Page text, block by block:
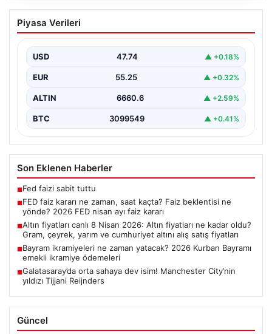
FED faiz kararı ne zaman, saat kaçta?
Faiz beklentisi ne yönde? 2026 FED
Piyasa Verileri
USD 47.74 ▲ +0.18%
EUR 55.25 ▲ +0.32%
ALTIN 6660.6 ▲ +2.59%
BTC 3099549 ▲ +0.41%
Son Eklenen Haberler
■Fed faizi sabit tuttu
■FED faiz kararı ne zaman, saat kaçta? Faiz beklentisi ne
yönde? 2026 FED nisan ayı faiz kararı
■Altın fiyatları canlı 8 Nisan 2026: Altın fiyatları ne kadar oldu?
Gram, çeyrek, yarım ve cumhuriyet altını alış satış fiyatları
■Bayram ikramiyeleri ne zaman yatacak? 2026 Kurban Bayramı
emekli ikramiye ödemeleri
■Galatasaray’da orta sahaya dev isim! Manchester City’nin
yıldızı Tijjani Reijnders
Güncel